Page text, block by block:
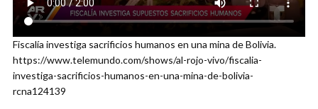
Fiscalía investiga sacrificios humanos en una mina de Bolivia.
https://www.telemundo.com/shows/al-rojo-vivo/fiscalia-
investiga-sacrificios-humanos-en-una-mina-de-bolivia-
rcna124139